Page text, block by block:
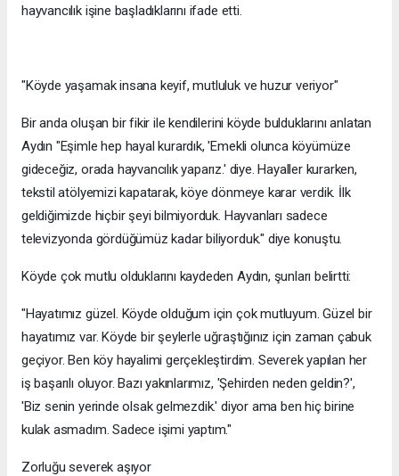
hayvancılık işine başladıklarını ifade etti.
"Köyde yaşamak insana keyif, mutluluk ve huzur veriyor"
Bir anda oluşan bir fikir ile kendilerini köyde bulduklarını anlatan
Aydın "Eşimle hep hayal kurardık, 'Emekli olunca köyümüze
gideceğiz, orada hayvancılık yaparız.' diye. Hayaller kurarken,
tekstil atölyemizi kapatarak, köye dönmeye karar verdik. İlk
geldiğimizde hiçbir şeyi bilmiyorduk. Hayvanları sadece
televizyonda gördüğümüz kadar biliyorduk." diye konuştu.
Köyde çok mutlu olduklarını kaydeden Aydın, şunları belirtti:
"Hayatımız güzel. Köyde olduğum için çok mutluyum. Güzel bir
hayatımız var. Köyde bir şeylerle uğraştığınız için zaman çabuk
geçiyor. Ben köy hayalimi gerçekleştirdim. Severek yapılan her
iş başarılı oluyor. Bazı yakınlarımız, 'Şehirden neden geldin?',
'Biz senin yerinde olsak gelmezdik.' diyor ama ben hiç birine
kulak asmadım. Sadece işimi yaptım."
Zorluğu severek aşıyor